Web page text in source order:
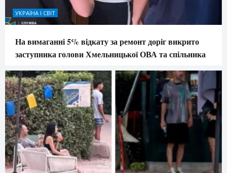
УКРАЇНА І СВІТ
На вимаганні 5% відкату за ремонт доріг викрито
заступника голови Хмельницької ОВА та спільника